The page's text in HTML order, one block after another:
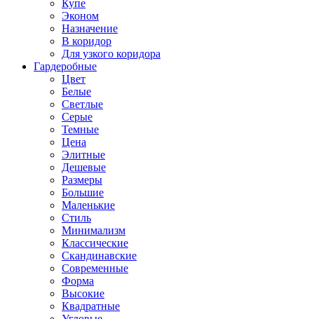
Купе
Эконом
Назначение
В коридор
Для узкого коридора
Гардеробные
Цвет
Белые
Светлые
Серые
Темные
Цена
Элитные
Дешевые
Размеры
Большие
Маленькие
Стиль
Минимализм
Классические
Скандинавские
Современные
Форма
Высокие
Квадратные